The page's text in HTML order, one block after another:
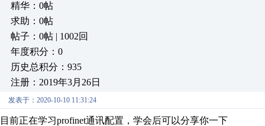
精华：0帖
求助：0帖
帖子：0帖 | 1002回
年度积分：0
历史总积分：935
注册：2019年3月26日
发表于：2020-10-10 11:31:24
目前正在学习profinet通讯配置，学会后可以分享你一下